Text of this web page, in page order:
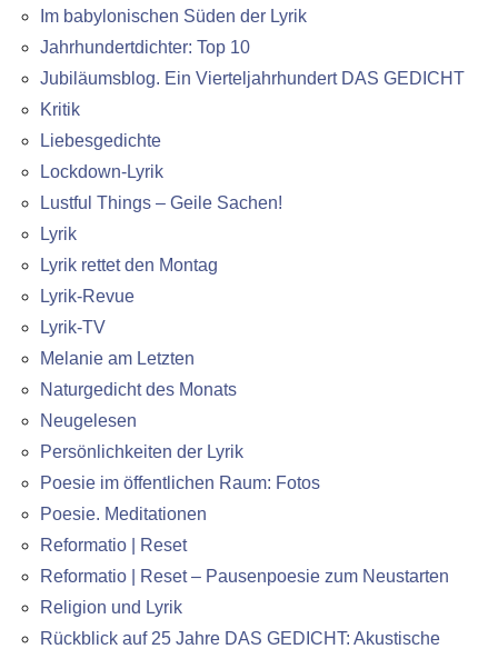
Im babylonischen Süden der Lyrik
Jahrhundertdichter: Top 10
Jubiläumsblog. Ein Vierteljahrhundert DAS GEDICHT
Kritik
Liebesgedichte
Lockdown-Lyrik
Lustful Things – Geile Sachen!
Lyrik
Lyrik rettet den Montag
Lyrik-Revue
Lyrik-TV
Melanie am Letzten
Naturgedicht des Monats
Neugelesen
Persönlichkeiten der Lyrik
Poesie im öffentlichen Raum: Fotos
Poesie. Meditationen
Reformatio | Reset
Reformatio | Reset – Pausenpoesie zum Neustarten
Religion und Lyrik
Rückblick auf 25 Jahre DAS GEDICHT: Akustische